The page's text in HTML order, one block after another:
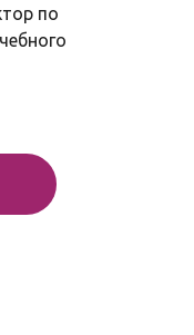
по